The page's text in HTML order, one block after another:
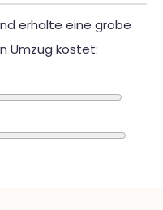
erhalte eine grobe
Umzug kostet: